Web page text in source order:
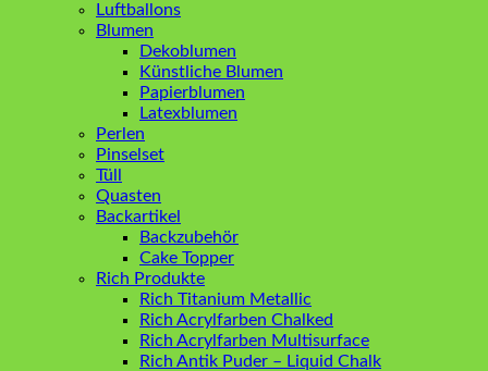
Luftballons
Blumen
Dekoblumen
Künstliche Blumen
Papierblumen
Latexblumen
Perlen
Pinselset
Tüll
Quasten
Backartikel
Backzubehör
Cake Topper
Rich Produkte
Rich Titanium Metallic
Rich Acrylfarben Chalked
Rich Acrylfarben Multisurface
Rich Antik Puder – Liquid Chalk